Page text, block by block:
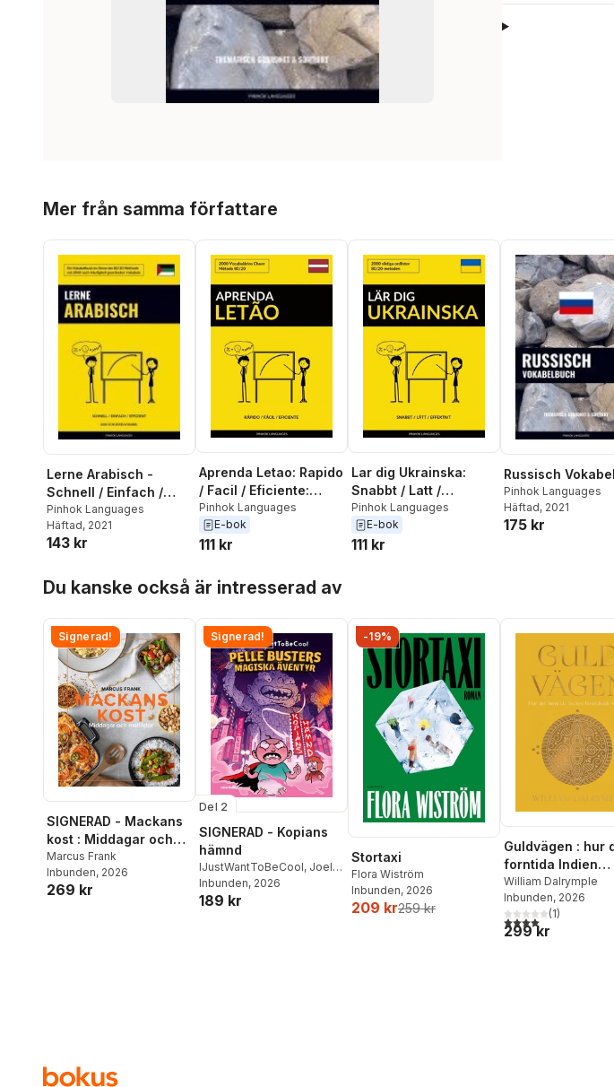
Mer från samma författare
Lerne Arabisch -
Schnell / Einfach /
Effizient
Pinhok Languages
Häftad, 2021
143 kr
Aprenda Letao: Rapido
/ Facil / Eficiente:
2000 Vocabularios
Chave
Pinhok Languages
E-bok
111 kr
Lar dig Ukrainska:
Snabbt / Latt /
Effektivt: 2000 viktiga
ordlistor
Pinhok Languages
E-bok
111 kr
Russisch
Pinhok Languages
Häftad, 2021
175 kr
Du kanske också är intresserad av
Signerad!
SIGNERAD - Mackans
kost : Middagar och
matlådor
Marcus Frank
Inbunden, 2026
269 kr
Signerad!
Del 2
SIGNERAD - Kopians
hämnd
IJustWantToBeCool, Joel
Adolphson,Emil Ejdemo
Beer ,Victor Beer
Inbunden, 2026
189 kr
-19%
Stortaxi
Flora Wiström
Inbunden, 2026
209 kr259 kr
Guldvägen : hur
forntida Indien
förändrade
William Dalrymple
Inbunden, 2026
4,0utav 5 stjärnor.
(1)
299 kr